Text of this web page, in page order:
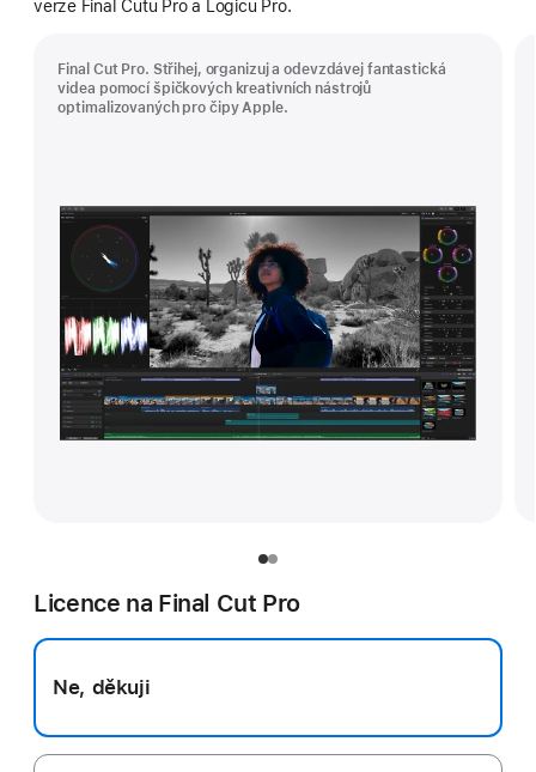
verze Final Cutu Pro a Logicu Pro.
Final Cut Pro. Střihej, organizuj a odevzdávej fantastická
videa pomocí špičkových kreativních nástrojů
optimalizovaných pro čipy Apple.
Licence na Final Cut Pro
Ne, děkuji